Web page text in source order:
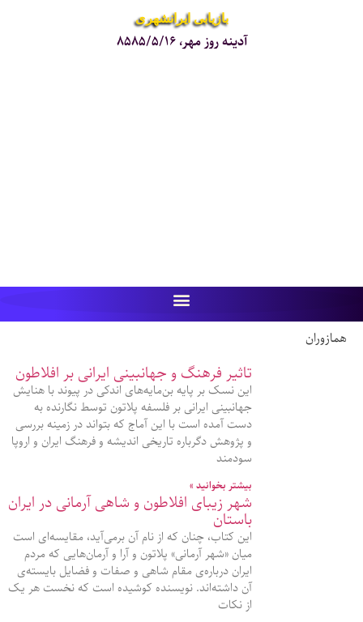
بازیابی ایرانشهری
آدینه روز مهر، ۸۵۸۵/۵/۱۶
همازوران
تاثیر فرهنگ و جهانبینی ایرانی بر افلاطون
این نسک بر پایه بن‌مایه‌های اندکی در پیوند با هنایش
جهانبینی ایرانی بر فلسفه پلاتون توسط نگارنده به
دست آمده است با این آماج که بتواند در زمینه بررسی
و پژوهش دگرباره تاریخی اندیشه و فرهنگ ایران و اروپا
سودمند
بیشتر بخوانید »
شهر زیبای افلاطون و شاهی آرمانی در ایران
باستان
این کتاب، چنان که از نام آن برمی‌آید، مقایسه‌ای‌ است
میان «شهر آرمانی» پلاتون و آرا و آرمان‌هایی که مردم
ایران درباره‌‌ی مقام شاهی و صفات و فضایل بایسته‌ی
آن داشته‌اند. نویسنده کوشیده است که نخست هر یک
از نکات